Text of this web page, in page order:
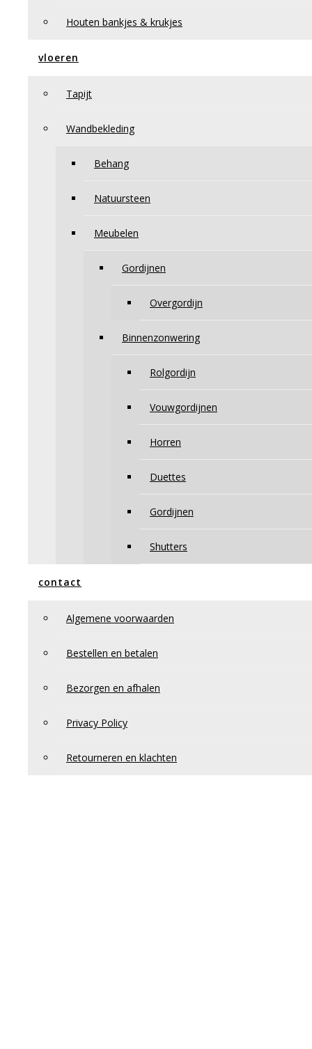
Houten bankjes & krukjes
vloeren
Tapijt
Wandbekleding
Behang
Natuursteen
Meubelen
Gordijnen
Overgordijn
Binnenzonwering
Rolgordijn
Vouwgordijnen
Horren
Duettes
Gordijnen
Shutters
contact
Algemene voorwaarden
Bestellen en betalen
Bezorgen en afhalen
Privacy Policy
Retourneren en klachten